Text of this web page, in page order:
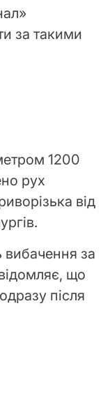
за такими
1200
рух
від
за
що
після